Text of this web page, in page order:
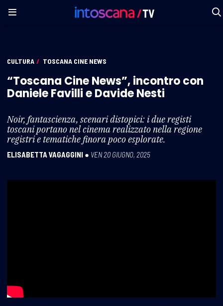
CULTURA / TOSCANA CINE NEWS
“Toscana Cine News”, incontro con
Daniele Favilli e Davide Nesti
Noir, fantascienza, scenari distopici: i due registi
toscani portano nel cinema realizzato nella regione
registri e tematiche finora poco esplorate.
ELISABETTA VAGAGGINI ● VEN 20 GIUGNO, 2025